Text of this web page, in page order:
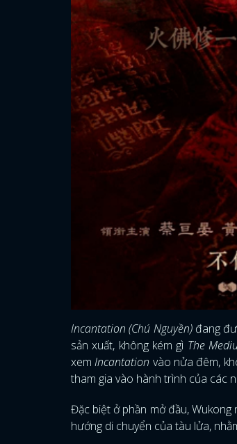
Incantation (Chú Nguyền) đang
sản xuất, không kém gì The
xemIncantation vào nửa đêm,
tham gia vào hành trình của các
Đặc biệt ở phần mở đầu,
hướng di chuyển của tàu lửa,